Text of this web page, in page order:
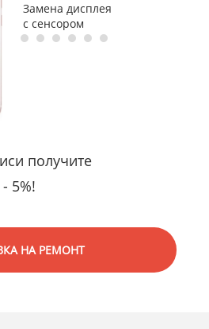
Замена дисплея
с сенсором
получите
5%!
НА РЕМОНТ